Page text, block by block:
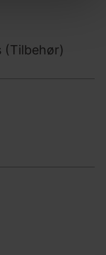
(Tilbehør)